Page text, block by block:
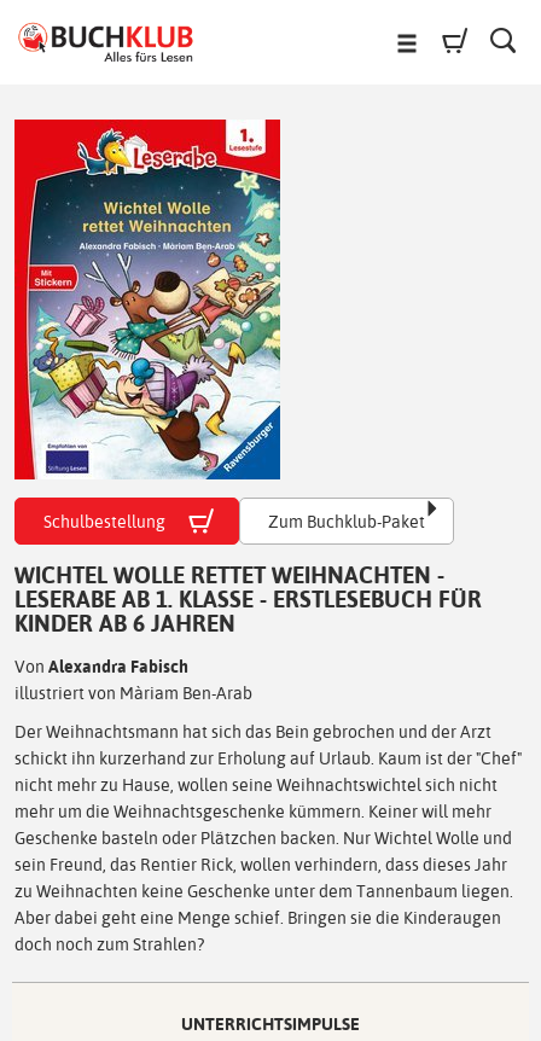
Schulbestellung Zum Buchklub-Paket
WICHTEL WOLLE RETTET WEIHNACHTEN -
LESERABE AB 1. KLASSE - ERSTLESEBUCH FÜR
KINDER AB 6 JAHREN
Von Alexandra Fabisch
illustriert von Màriam Ben-Arab
Der Weihnachtsmann hat sich das Bein gebrochen und der Arzt
schickt ihn kurzerhand zur Erholung auf Urlaub. Kaum ist der "Chef"
nicht mehr zu Hause, wollen seine Weihnachtswichtel sich nicht
mehr um die Weihnachtsgeschenke kümmern. Keiner will mehr
Geschenke basteln oder Plätzchen backen. Nur Wichtel Wolle und
sein Freund, das Rentier Rick, wollen verhindern, dass dieses Jahr
zu Weihnachten keine Geschenke unter dem Tannenbaum liegen.
Aber dabei geht eine Menge schief. Bringen sie die Kinderaugen
doch noch zum Strahlen?
UNTERRICHTSIMPULSE